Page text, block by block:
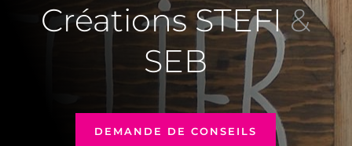
Créations STEFI&
SEB
DEMANDE DE CONSEILS